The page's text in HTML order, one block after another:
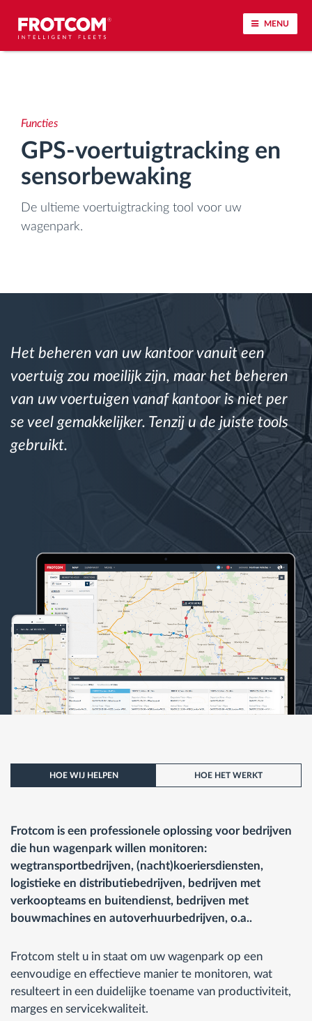
MENU
Rijgedrag analyse
Controle van rijtijden
Downloaden van tachograaf op afstand
Routeplanning en -monitoring
Automatische bestuurdersidentificatie
Ontdek alle functies
Hoe we de noden van elke vlootactiviteit
Besparingscalculator
Functies
GPS-voertuigtracking en
sensorbewaking
De ultieme voertuigtracking tool voor uw
wagenpark.
Het beheren van uw kantoor vanuit een
voertuig zou moeilijk zijn, maar het beheren
van uw voertuigen vanaf kantoor is niet per
se veel gemakkelijker. Tenzij u de juiste tools
gebruikt.
HOE WIJ HELPEN HOE HET WERKT
Frotcom is een professionele oplossing voor bedrijven
die hun wagenpark willen monitoren:
wegtransportbedrijven, (nacht)koeriersdiensten,
logistieke en distributiebedrijven, bedrijven met
verkoopteams en buitendienst, bedrijven met
bouwmachines en autoverhuurbedrijven, o.a..
Frotcom stelt u in staat om uw wagenpark op een
eenvoudige en effectieve manier te monitoren, wat
resulteert in een duidelijke toename van productiviteit,
marges en servicekwaliteit.